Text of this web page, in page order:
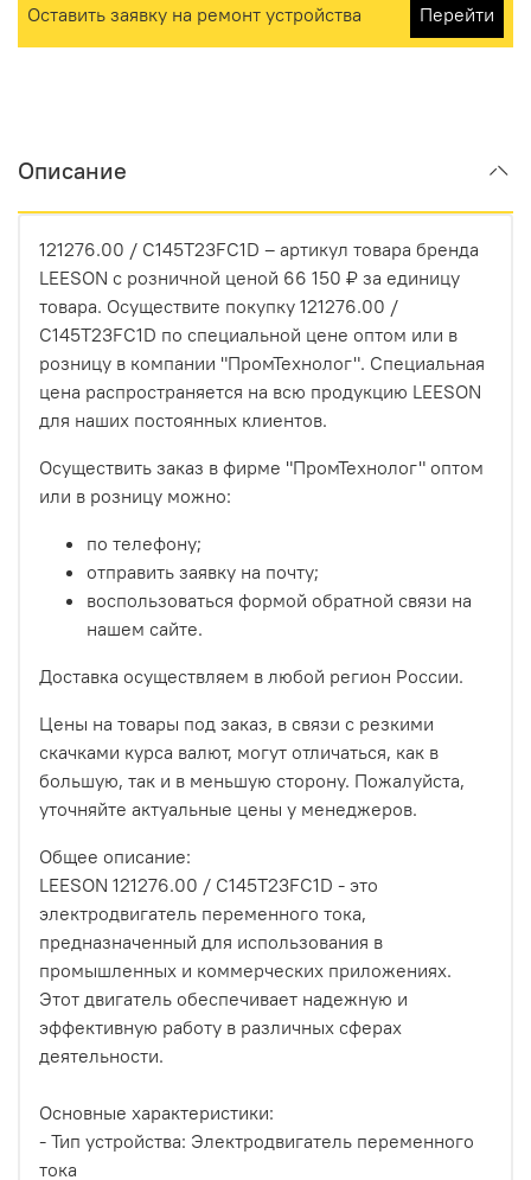
Оставить заявку на ремонт устройства Перейти
Описание
121276.00 / C145T23FC1D – артикул товара бренда
LEESON с розничной ценой 66 150 ₽ за единицу
товара. Осуществите покупку 121276.00 /
C145T23FC1D по специальной цене оптом или в
розницу в компании "ПромТехнолог". Специальная
цена распространяется на всю продукцию LEESON
для наших постоянных клиентов.
Осуществить заказ в фирме "ПромТехнолог" оптом
или в розницу можно:
по телефону;
отправить заявку на почту;
воспользоваться формой обратной связи на
нашем сайте.
Доставка осуществляем в любой регион России.
Цены на товары под заказ, в связи с резкими
скачками курса валют, могут отличаться, как в
большую, так и в меньшую сторону. Пожалуйста,
уточняйте актуальные цены у менеджеров.
Общее описание:
LEESON 121276.00 / C145T23FC1D - это
электродвигатель переменного тока,
предназначенный для использования в
промышленных и коммерческих приложениях.
Этот двигатель обеспечивает надежную и
эффективную работу в различных сферах
деятельности.
Основные характеристики:
- Тип устройства: Электродвигатель переменного
тока